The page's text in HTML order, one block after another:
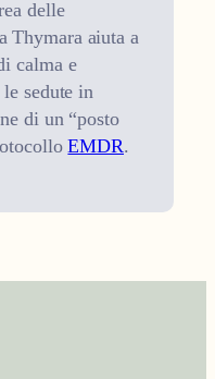
delle
Thymara aiuta a
calma e
sedute in
di un “posto
EMDR.